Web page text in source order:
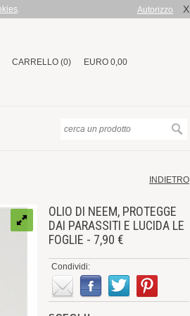
. Autorizzo X
CARRELLO (0) EURO 0,00
INDIETRO
OLIO DI NEEM, PROTEGGE
DAI PARASSITI E LUCIDA LE
FOGLIE - 7,90 €
Condividi: